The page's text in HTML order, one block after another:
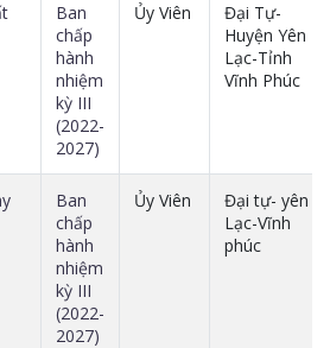
Ban
chấp
hành
nhiệm
kỳ III
(2022-
2027)
Ủy Viên
Đại Tự-
Huyện Yên
Lạc-Tỉnh
Vĩnh Phúc
Ban
chấp
hành
nhiệm
kỳ III
(2022-
2027)
Ủy Viên
Đại tự- yên
Lạc-Vĩnh
phúc